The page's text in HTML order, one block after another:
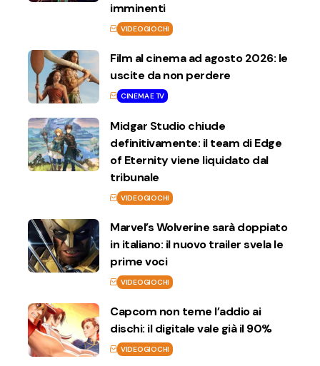
imminenti
VIDEOGIOCHI
Film al cinema ad agosto 2026: le
uscite da non perdere
CINEMA E TV
Midgar Studio chiude
definitivamente: il team di Edge
of Eternity viene liquidato dal
tribunale
VIDEOGIOCHI
Marvel’s Wolverine sarà doppiato
in italiano: il nuovo trailer svela le
prime voci
VIDEOGIOCHI
Capcom non teme l’addio ai
dischi: il digitale vale già il 90%
VIDEOGIOCHI